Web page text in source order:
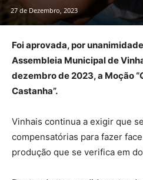
27 de Dezembro, 2023
Foi aprovada, por
Assembleia Municipal de
dezembro de 2023, a Moção
Castanha”.
Vinhais continua a exigir que
compensatórias para fazer
produção que se verifica em